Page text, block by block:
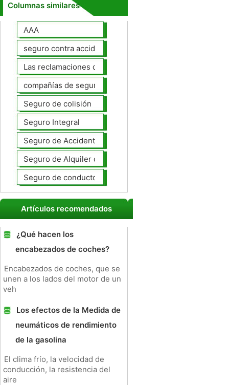
Columnas similares
AAA
seguro contra accidentes
Las reclamaciones de seguros de automóviles
compañías de seguros de coche
Seguro de colisión
Seguro Integral
Seguro de Accidentes Personales
Seguro de Alquiler de coches
Seguro de conductores no asegurados
Artículos recomendados
¿Qué hacen los
encabezados de coches?
Encabezados de coches, que se
unen a los lados del motor de un
veh
Los efectos de la Medida de
neumáticos de rendimiento
de la gasolina
El clima frío, la velocidad de
conducción, la resistencia del
aire